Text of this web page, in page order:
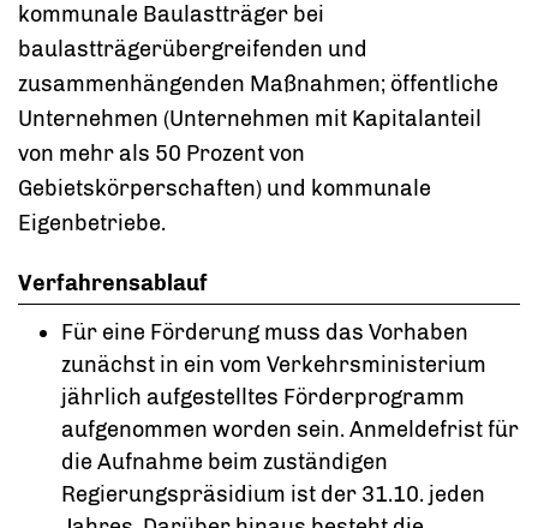
kommunale Baulastträger bei
baulastträgerübergreifenden und
zusammenhängenden Maßnahmen; öffentliche
Unternehmen (Unternehmen mit Kapitalanteil
von mehr als 50 Prozent von
Gebietskörperschaften) und kommunale
Eigenbetriebe.
Verfahrensablauf
Für eine Förderung muss das Vorhaben
zunächst in ein vom Verkehrsministerium
jährlich aufgestelltes Förderprogramm
aufgenommen worden sein. Anmeldefrist für
die Aufnahme beim zuständigen
Regierungspräsidium ist der 31.10. jeden